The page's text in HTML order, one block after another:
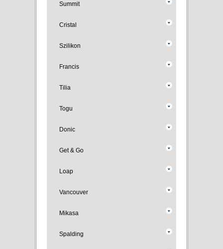
Summit
Cristal
Szilikon
Francis
Tilia
Togu
Donic
Get & Go
Loap
Vancouver
Mikasa
Spalding